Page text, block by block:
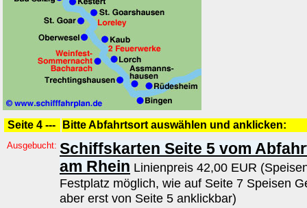
Seite 4 --- Bitte Abfahrtsort auswählen und anklicken:
Ausgebucht: Schiffskarten Seite 5 vom
am Rhein Linienpreis 42,00 EUR
Festplatz möglich, wie auf Seite 7 Speisen
aber erst von Seite 5 anklickbar)